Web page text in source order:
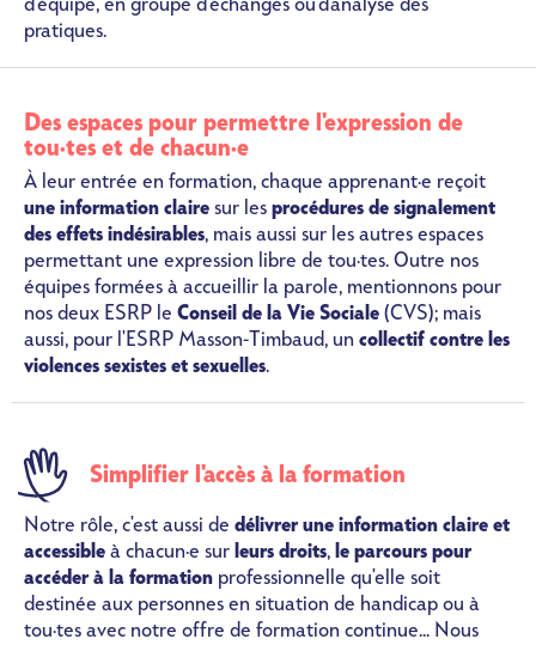
pratiques.
Des espaces pour permettre l'expression de
tou·tes et de chacun·e
À leur entrée en formation, chaque apprenant·e reçoit
une information claire sur les procédures de signalement
des effets indésirables, mais aussi sur les autres espaces
permettant une expression libre de tou·tes. Outre nos
équipes formées à accueillir la parole, mentionnons pour
nos deux ESRP le Conseil de la Vie Sociale (CVS); mais
aussi, pour l'ESRP Masson-Timbaud, un collectif contre les
violences sexistes et sexuelles.
SVG
Simplifier l'accès à la formation
Notre rôle, c'est aussi de délivrer une information claire et
accessible à chacun·e sur leurs droits, le parcours pour
accéder à la formation professionnelle qu'elle soit
destinée aux personnes en situation de handicap ou à
tou·tes avec notre offre de formation continue... Nous